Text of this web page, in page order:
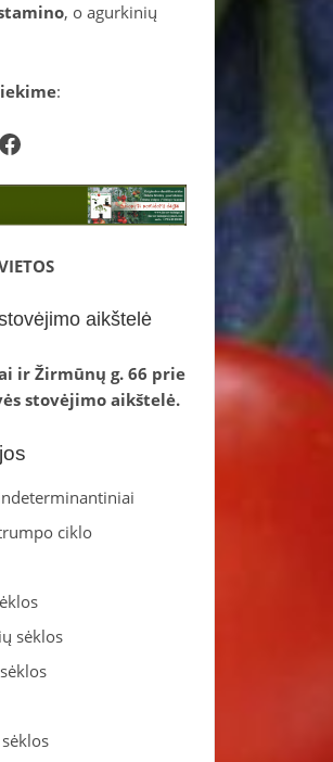
, o agurkinių
:
Facebook
aikštelė
ir Žirmūnų g. 66 prie
stovėjimo aikštelė.
ciklo
sėklos